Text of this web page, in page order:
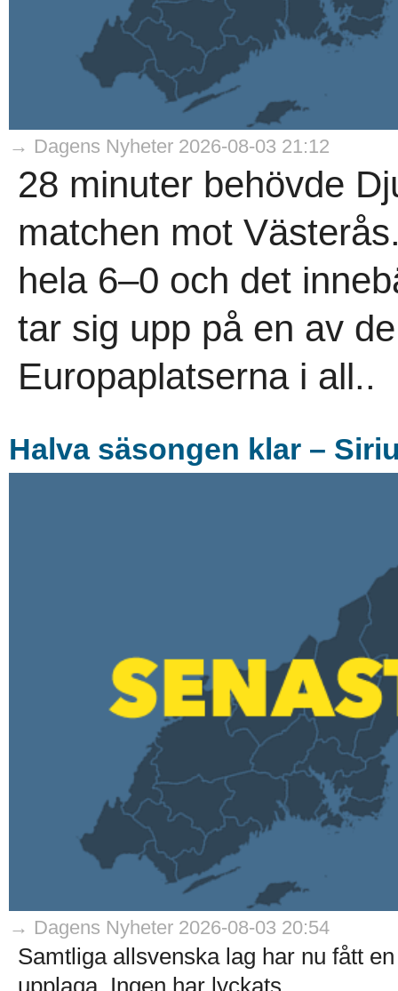
→ Dagens Nyheter 2026-08-03 21:12
28 minuter behövde
matchen mot
hela 6–0 och det
tar sig upp på en av
Europaplatserna i all..
Halva säsongen klar –
→ Dagens Nyheter 2026-08-03 20:54
Samtliga allsvenska lag har nu fått